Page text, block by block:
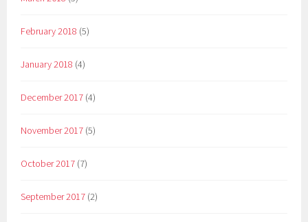
February 2018 (5)
January 2018 (4)
December 2017 (4)
November 2017 (5)
October 2017 (7)
September 2017 (2)